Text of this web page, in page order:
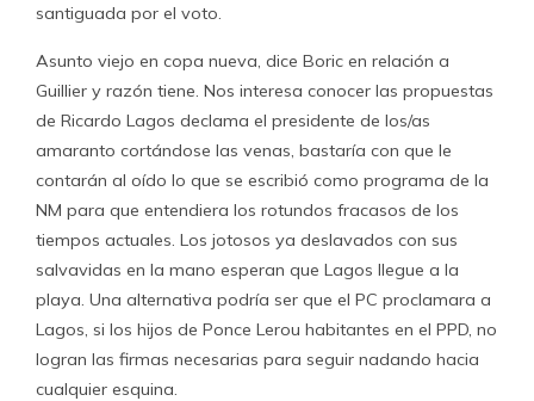
santiguada por el voto.
Asunto viejo en copa nueva, dice Boric en relación a
Guillier y razón tiene. Nos interesa conocer las propuestas
de Ricardo Lagos declama el presidente de los/as
amaranto cortándose las venas, bastaría con que le
contarán al oído lo que se escribió como programa de la
NM para que entendiera los rotundos fracasos de los
tiempos actuales. Los jotosos ya deslavados con sus
salvavidas en la mano esperan que Lagos llegue a la
playa. Una alternativa podría ser que el PC proclamara a
Lagos, si los hijos de Ponce Lerou habitantes en el PPD, no
logran las firmas necesarias para seguir nadando hacia
cualquier esquina.